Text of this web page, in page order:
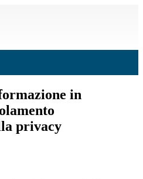
in
privacy